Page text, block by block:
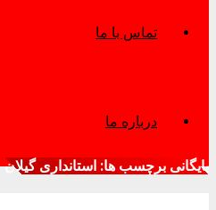
تماس با ما
درباره ما
بایگانی برچسب ها: استانداری گیلان